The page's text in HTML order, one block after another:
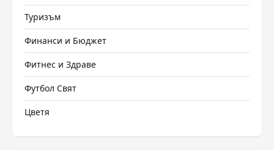
Туризъм
Финанси и Бюджет
Фитнес и Здраве
Футбол Свят
Цветя